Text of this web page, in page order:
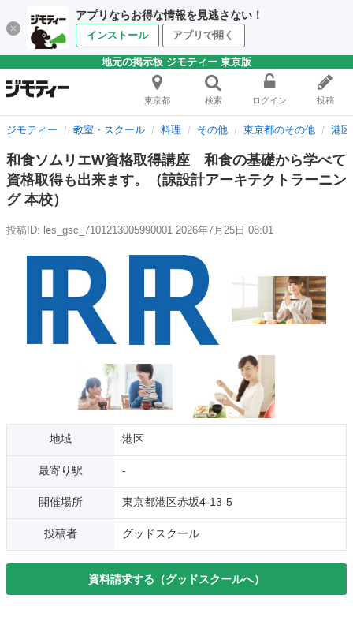
アプリならお得な情報を見逃さない！
インストール アプリで開く
地元の掲示板 ジモティー 東京版
東京都 検索 ログイン 投稿
ジモティー 教室・スクール 料理 その他 東京都のその他 港
和食ソムリエW資格取得講座 和食の基礎から学べて
資格取得も出来ます。（諒設計アーキテクトラーニン
グ 本校）
投稿ID: les_gsc_7101213005990001 2026年7月25日 08:01
地域 港区
最寄り駅 -
開催場所 東京都港区赤坂4-13-5
投稿者 グッドスクール
資料請求する（グッドスクールへ）